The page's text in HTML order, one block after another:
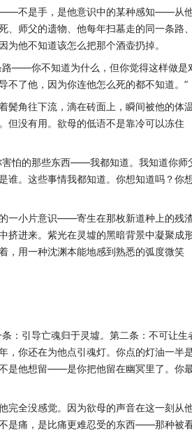
——不是手，是他意识中的某种感知——从
师父的遗物、他每年扫墓走的同一条路、
他不知道该怎么把那个酒壶扔掉。
路——你不知道为什么，但你觉得这样做是
不了他，因为你连他怎么死的都不知道。”
鬓角往下流，滴在砖面上，瞬间被他的体
没有用。欲母的低语不是靠冷可以冻住
害怕的那些东西——我都知道。我知道你师
谁。这些事情我都知道。你想知道吗？你
一小片意识——寄生在那枚新道种上的残
进来。紫光在灵墟的黑暗背景中凝聚成
用一种沈渊本能地感到熟悉的弧度微笑
：引导亡魂归于灵墟。第二条：不可让生
，你还在为他点引魂灯。你点的灯油一半
是他想留——是你把他留在幽冥里了。你
完全没感觉。因为欲母的声音在这一刻从
是痛，是比痛更难忍受的东西——那种被